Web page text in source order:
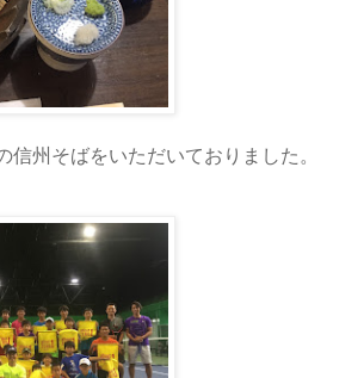
信州そばをいただいておりました。